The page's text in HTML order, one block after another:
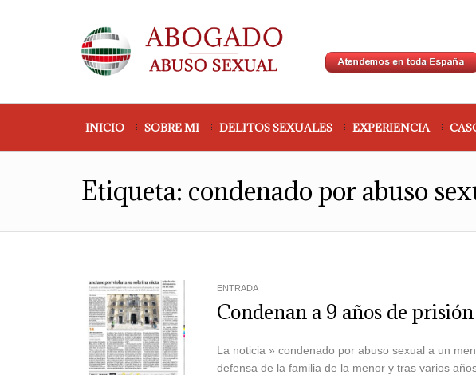
INICIO SOBRE MI DELITOS SEXUALES EXPERIENCIA
Etiqueta: condenado por abuso
ENTRADA
Condenan a 9 años de
La noticia » condenado por abuso sexual a un
defensa de la familia de la menor y tras varios